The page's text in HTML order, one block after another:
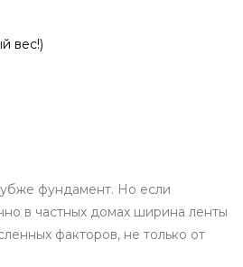
вес!)
фундамент. Но если
в частных домах ширина ленты
факторов, не только от